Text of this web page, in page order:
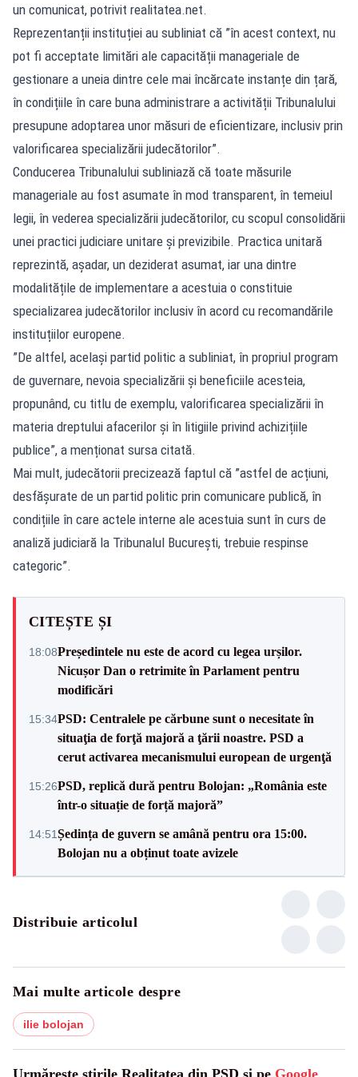
un comunicat, potrivit realitatea.net.
Reprezentanții instituției au subliniat că ”în acest context, nu
pot fi acceptate limitări ale capacității manageriale de
gestionare a uneia dintre cele mai încărcate instanțe din țară,
în condițiile în care buna administrare a activității Tribunalului
presupune adoptarea unor măsuri de eficientizare, inclusiv prin
valorificarea specializării judecătorilor”.
Conducerea Tribunalului subliniază că toate măsurile
manageriale au fost asumate în mod transparent, în temeiul
legii, în vederea specializării judecătorilor, cu scopul consolidării
unei practici judiciare unitare și previzibile. Practica unitară
reprezintă, așadar, un deziderat asumat, iar una dintre
modalitățile de implementare a acestuia o constituie
specializarea judecătorilor inclusiv în acord cu recomandările
instituțiilor europene.
”De altfel, același partid politic a subliniat, în propriul program
de guvernare, nevoia specializării și beneficiile acesteia,
propunând, cu titlu de exemplu, valorificarea specializării în
materia dreptului afacerilor și în litigiile privind achizițiile
publice”, a menționat sursa citată.
Mai mult, judecătorii precizează faptul că ”astfel de acțiuni,
desfășurate de un partid politic prin comunicare publică, în
condițiile în care actele interne ale acestuia sunt în curs de
analiză judiciară la Tribunalul București, trebuie respinse
categoric”.
CITEȘTE ȘI
18:08Președintele nu este de acord cu legea urșilor.
Nicușor Dan o retrimite în Parlament pentru
modificări
15:34PSD: Centralele pe cărbune sunt o necesitate în
situaţia de forţă majoră a ţării noastre. PSD a
cerut activarea mecanismului european de urgenţă
15:26PSD, replică dură pentru Bolojan: „România este
într-o situație de forță majoră”
14:51Ședința de guvern se amână pentru ora 15:00.
Bolojan nu a obținut toate avizele
Distribuie articolul
Mai multe articole despre
ilie bolojan
Urmărește știrile Realitatea din PSD și pe Google